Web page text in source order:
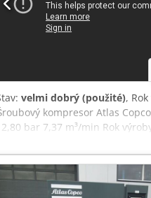
velmi dobrý (použité),
kompresor Atlas
bar 7,37 m³/min Rok